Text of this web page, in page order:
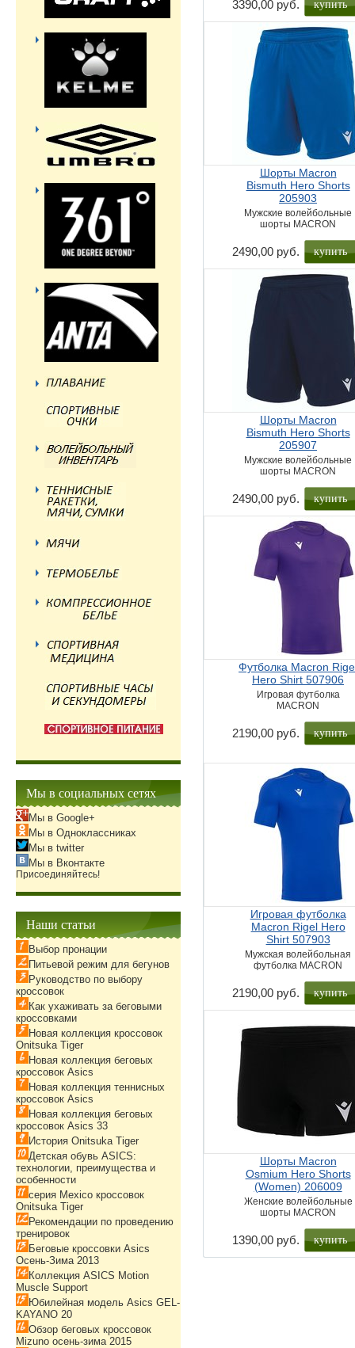
3390,00 руб. купить
Шорты Macron
Bismuth Hero Shorts
205903
Мужские волейбольные
шорты MACRON
2490,00 руб. купить
Шорты Macron
Bismuth Hero Shorts
205907
Мужские волейбольные
шорты MACRON
2490,00 руб. купить
Футболка Macron
Hero Shirt 507906
Игровая футболка
MACRON
2190,00 руб. купить
Игровая футболка
Macron Rigel Hero
Shirt 507903
Мужская волейбольная
футболка MACRON
2190,00 руб. купить
Шорты Macron
Osmium Hero Shorts
(Women) 206009
Женские волейбольные
шорты MACRON
1390,00 руб. купить
Мы в социальных сетях
Мы в Google+
Мы в Одноклассниках
Мы в twitter
Мы в Вконтакте
Присоединяйтесь!
Наши статьи
Выбор пронации
Питьевой режим для бегунов
Руководство по выбору
кроссовок
Как ухаживать за беговыми
кроссовками
Новая коллекция кроссовок
Onitsuka Tiger
Новая коллекция беговых
кроссовок Asics
Новая коллекция теннисных
кроссовок Asics
Новая коллекция беговых
кроссовок Asics 33
История Onitsuka Tiger
Детская обувь ASICS:
технологии, преимущества и
особенности
серия Mexico кроссовок
Onitsuka Tiger
Рекомендации по проведению
тренировок
Беговые кроссовки Asics
Осень-Зима 2013
Коллекция ASICS Motion
Muscle Support
Юбилейная модель Asics GEL-
KAYANO 20
Обзор беговых кроссовок
Mizuno осень-зима 2015